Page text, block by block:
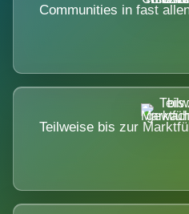
Communities in fast
Teilweise bis zur